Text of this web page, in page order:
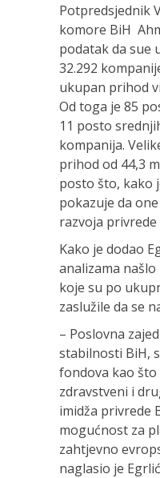
Potpredsjednik
komore BiH
podatak da sue
32.292
ukupan prihod
Od toga je 85
11 posto
kompanija.
prihod od 44,3
posto što, kako
pokazuje da
razvoja privrede
Kako je dodao
analizama
koje su po
zaslužile da se
– Poslovna
stabilnosti BiH,
fondova kao
zdravstveni i
imidža privrede
mogućnost za
zahtjevno
naglasio je